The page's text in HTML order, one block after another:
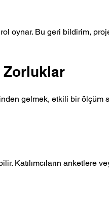
oynar. Bu geri bildirim,
Zorluklar
gelmek, etkili bir ölçüm
Katılımcıların anketlere